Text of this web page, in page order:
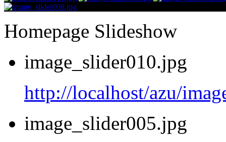
Homepage Slideshow
image_slider010.jpg
http://localhost/azu/
image_slider005.jpg